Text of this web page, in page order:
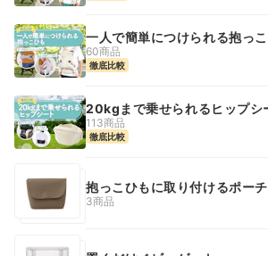
一人で簡単につけられる抱っ
60商品
徹底比較
20kgまで乗せられるヒップシ
113商品
徹底比較
抱っこひもに取り付けるポー
3商品